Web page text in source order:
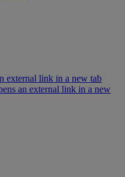
external link in a new tab
an external link in a new